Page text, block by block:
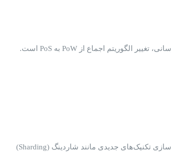
این تغییر به اتریوم امکان می‌دهد تا با کاهش مصرف انرژی و افزایش تعداد تراکنش‌ها در ثانیه (TPS) به مقیاس‌پذیری بیشتری دست یابد PoS .همچنین امکان پیاده‌سازی تکنیک‌های جدیدی مانند شاردینگ (Sharding)